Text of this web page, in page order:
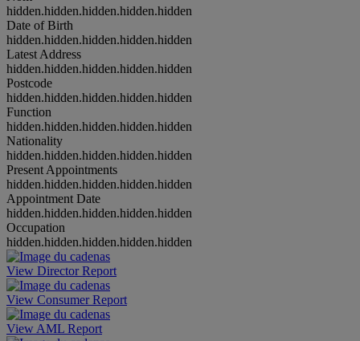
hidden.hidden.hidden.hidden.hidden
Date of Birth
hidden.hidden.hidden.hidden.hidden
Latest Address
hidden.hidden.hidden.hidden.hidden
Postcode
hidden.hidden.hidden.hidden.hidden
Function
hidden.hidden.hidden.hidden.hidden
Nationality
hidden.hidden.hidden.hidden.hidden
Present Appointments
hidden.hidden.hidden.hidden.hidden
Appointment Date
hidden.hidden.hidden.hidden.hidden
Occupation
hidden.hidden.hidden.hidden.hidden
View Director Report
View Consumer Report
View AML Report